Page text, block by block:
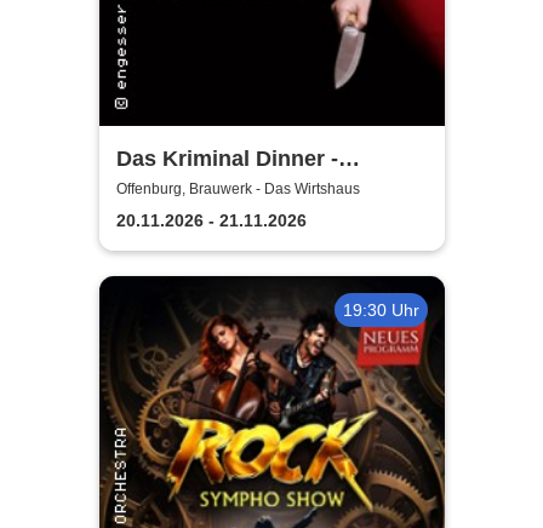
Das Kriminal Dinner -
Testament à la Carte
Offenburg, Brauwerk - Das Wirtshaus
20.11.2026 - 21.11.2026
19:30 Uhr